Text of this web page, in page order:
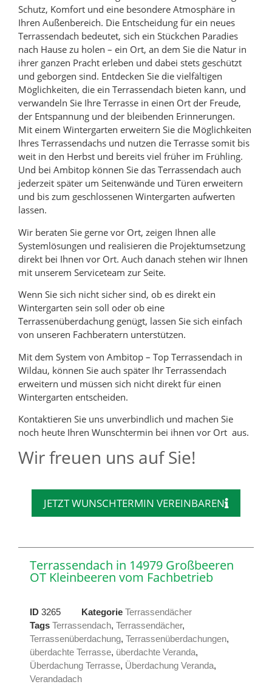
Schutz, Komfort und eine besondere Atmosphäre in
Ihren Außenbereich. Die Entscheidung für ein neues
Terrassendach bedeutet, sich ein Stückchen Paradies
nach Hause zu holen – ein Ort, an dem Sie die Natur in
ihrer ganzen Pracht erleben und dabei stets geschützt
und geborgen sind. Entdecken Sie die vielfältigen
Möglichkeiten, die ein Terrassendach bieten kann, und
verwandeln Sie Ihre Terrasse in einen Ort der Freude,
der Entspannung und der bleibenden Erinnerungen.
Mit einem Wintergarten erweitern Sie die Möglichkeiten
Ihres Terrassendachs und nutzen die Terrasse somit bis
weit in den Herbst und bereits viel früher im Frühling.
Und bei Ambitop können Sie das Terrassendach auch
jederzeit später um Seitenwände und Türen erweitern
und bis zum geschlossenen Wintergarten aufwerten
lassen.
Wir beraten Sie gerne vor Ort, zeigen Ihnen alle
Systemlösungen und realisieren die Projektumsetzung
direkt bei Ihnen vor Ort. Auch danach stehen wir Ihnen
mit unserem Serviceteam zur Seite.
Wenn Sie sich nicht sicher sind, ob es direkt ein
Wintergarten sein soll oder ob eine
Terrassenüberdachung genügt, lassen Sie sich einfach
von unseren Fachberatern unterstützen.
Mit dem System von Ambitop – Top Terrassendach in
Wildau, können Sie auch später Ihr Terrassendach
erweitern und müssen sich nicht direkt für einen
Wintergarten entscheiden.
Kontaktieren Sie uns unverbindlich und machen Sie
noch heute Ihren Wunschtermin bei ihnen vor Ort aus.
Wir freuen uns auf Sie!
JETZT WUNSCHTERMIN VEREINBAREN
Terrassendach in 14979 Großbeeren
OT Kleinbeeren vom Fachbetrieb
ID 3265 Kategorie Terrassendächer
Tags Terrassendach, Terrassendächer,
Terrassenüberdachung, Terrassenüberdachungen,
überdachte Terrasse, überdachte Veranda,
Überdachung Terrasse, Überdachung Veranda,
Verandadach